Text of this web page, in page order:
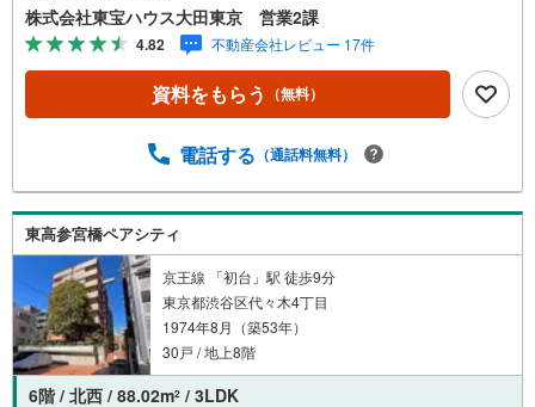
有 使い方いろいろ！約3帖のワークスペース 足元から快適
な床暖房を装備しています 2階洋室には嬉しいウォークイ
ンクローゼット付～東京、川崎エリアの「住まい」探しに
確かな安心と満足を～ 東宝ハウス大田東京ならではの高品
質なサービスをお届けします。各種ご相談も承っておりま
レーションお電話よりお問い合わせの際は「Yahoo！不動
地を見学する】ボタンよりご予約いただくとご見学がスム
ーズにご案内できます。お客様のお住まいへの「希望」を
形にするべく全力でお手伝いさせていただきます。お会い
できる日を心待ちにしております。
株式会社東宝ハウス大田東京 営業2課
4.82 不動産会社レビュー 17件
資料をもらう （無料）
電話する （通話料無料）
東高参宮橋ペアシティ
京王線 「初台」駅 徒歩9分
東京都渋谷区代々木4丁目
1974年8月（築53年）
30戸 / 地上8階
6階 / 北西 / 88.02m2 / 3LDK